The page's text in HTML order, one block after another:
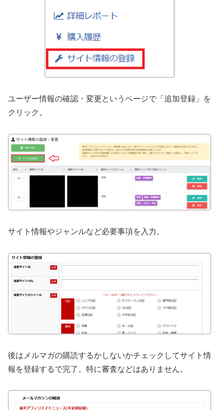
ユーザー情報の確認・変更というページで「追加登録」を
クリック。
サイト情報やジャンルなど必要事項を入力。
後はメルマガの購読するかしないかチェックしてサイト情
報を登録するで完了。特に審査などはありません。